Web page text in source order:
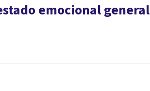
emocional general